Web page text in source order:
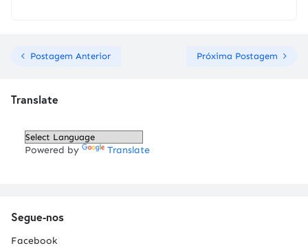
Postagem Anterior Próxima Postagem
Translate
Powered by Translate
Segue-nos
Facebook